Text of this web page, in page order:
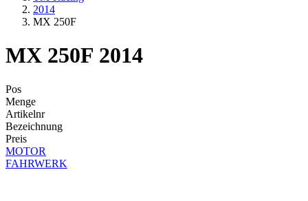
2014
MX 250F
MX 250F 2014
Pos
Menge
Artikelnr
Bezeichnung
Preis
MOTOR
FAHRWERK